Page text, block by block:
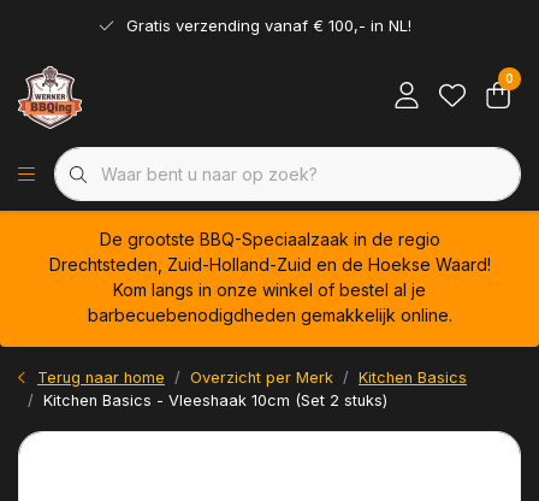
Gratis verzending vanaf € 100,- in NL!
0
De grootste BBQ-Speciaalzaak in de regio
Drechtsteden, Zuid-Holland-Zuid en de Hoekse Waard!
Kom langs in onze winkel of bestel al je
barbecuebenodigdheden gemakkelijk online.
Terug naar home Overzicht per Merk
Kitchen Basics
Kitchen Basics - Vleeshaak 10cm (Set 2 stuks)